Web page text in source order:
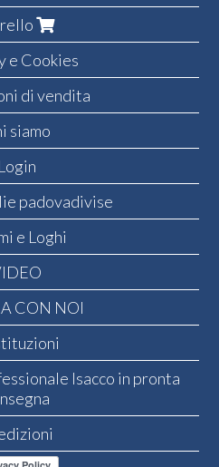
e Cookies
di vendita
siamo
Login
padovadivise
e Loghi
CON NOI
Isacco in pronta